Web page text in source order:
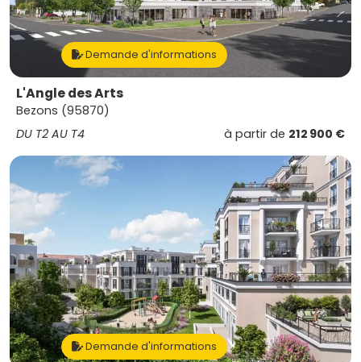
Demande d'informations
L'Angle des Arts
Bezons (95870)
DU T2 AU T4
à partir de 212 900 €
Demande d'informations